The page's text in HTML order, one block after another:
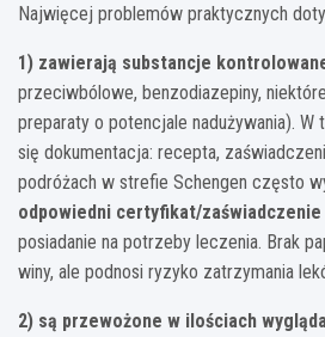
Najwięcej problemów praktycznych
1) zawierają substancje
przeciwbólowe, benzodiazepiny,
preparaty o potencjale nadużywania).
się dokumentacja: recepta,
podróżach w strefie Schengen często
odpowiedni certyfikat/zaświadczenie
posiadanie na potrzeby leczenia. Brak
winy, ale podnosi ryzyko zatrzymania
2) są przewożone w ilościach